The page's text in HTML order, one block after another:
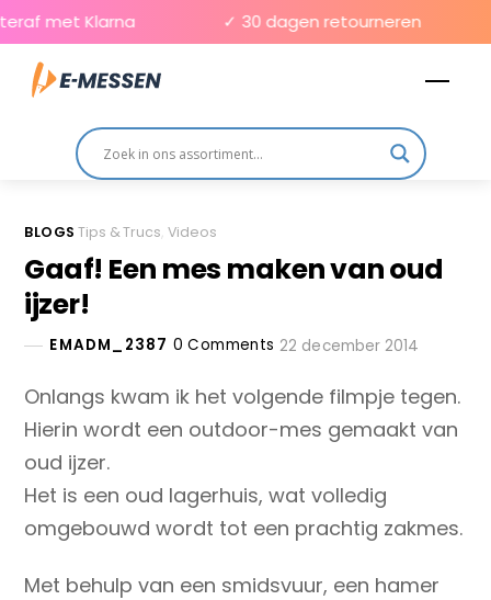
Skip
to
content
met Klarna ✓ 30 dagen retourneren
BLOGS Tips & Trucs Videos
Gaaf! Een mes maken van oud
ijzer!
EMADM_2387 0 Comments 22 december 2014
Onlangs kwam ik het volgende filmpje tegen.
Hierin wordt een outdoor-mes gemaakt van
oud ijzer.
Het is een oud lagerhuis, wat volledig
omgebouwd wordt tot een prachtig zakmes.
Met behulp van een smidsvuur, een hamer